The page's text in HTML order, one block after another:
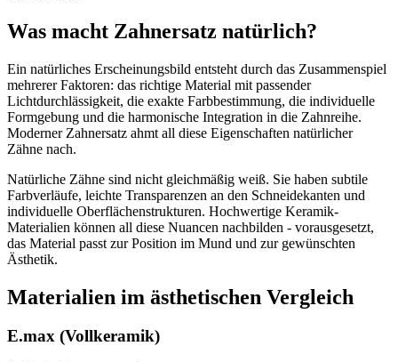
Was macht Zahnersatz natürlich?
Ein natürliches Erscheinungsbild entsteht durch das Zusammenspiel
mehrerer Faktoren: das richtige Material mit passender
Lichtdurchlässigkeit, die exakte Farbbestimmung, die individuelle
Formgebung und die harmonische Integration in die Zahnreihe.
Moderner Zahnersatz ahmt all diese Eigenschaften natürlicher
Zähne nach.
Natürliche Zähne sind nicht gleichmäßig weiß. Sie haben subtile
Farbverläufe, leichte Transparenzen an den Schneidekanten und
individuelle Oberflächenstrukturen. Hochwertige Keramik-
Materialien können all diese Nuancen nachbilden - vorausgesetzt,
das Material passt zur Position im Mund und zur gewünschten
Ästhetik.
Materialien im ästhetischen Vergleich
E.max (Vollkeramik)